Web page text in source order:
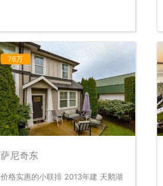
76万
萨尼奇东
价格实惠的小联排 2013年建 天鹅湖